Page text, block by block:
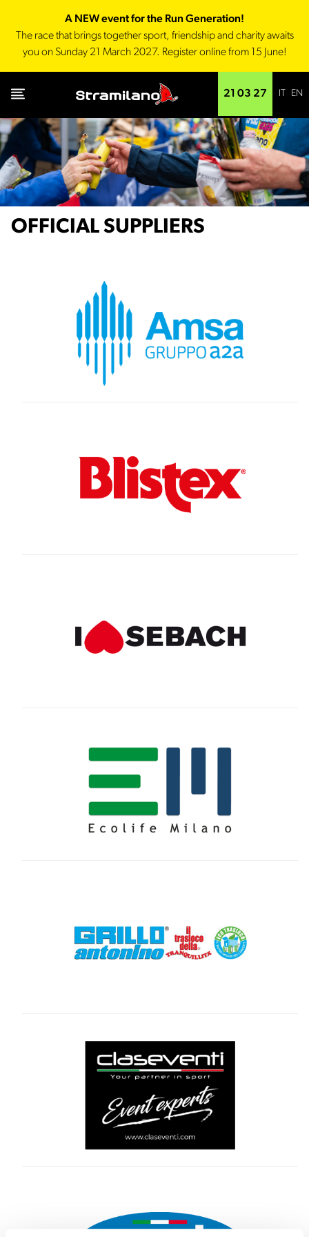
A NEW event for the Run Generation!
The race that brings together sport, friendship and charity awaits
you on Sunday 21 March 2027. Register online from 15 June!
21 03 27 EN
OFFICIAL SUPPLIERS